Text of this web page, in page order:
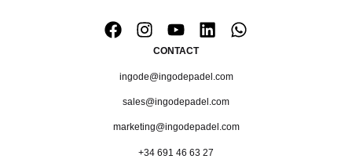
CONTACT
ingode@ingodepadel.com
sales@ingodepadel.com
marketing@ingodepadel.com
+34 691 46 63 27